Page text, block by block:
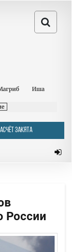
Иша
ЗАКЯТА
России